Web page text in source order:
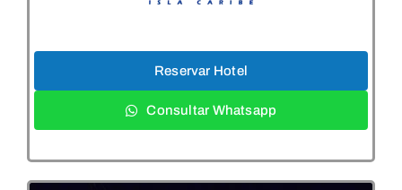
Reservar Hotel
Consultar Whatsapp